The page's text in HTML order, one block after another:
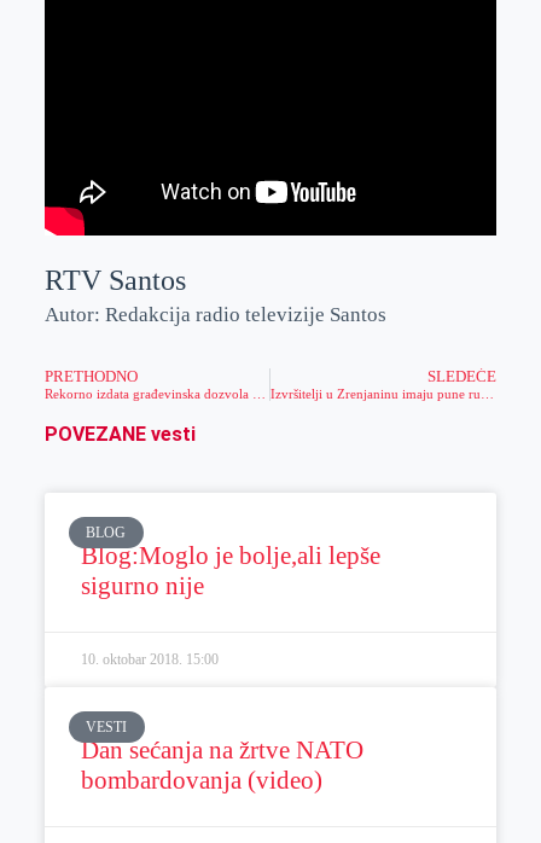
RTV Santos
Autor: Redakcija radio televizije Santos
PRETHODNO SLEDEĆE
POVEZANE vesti
BLOG
Blog:Moglo je bolje,ali lepše
sigurno nije
10. oktobar 2018. 15:00
VESTI
Dan sećanja na žrtve NATO
bombardovanja (video)